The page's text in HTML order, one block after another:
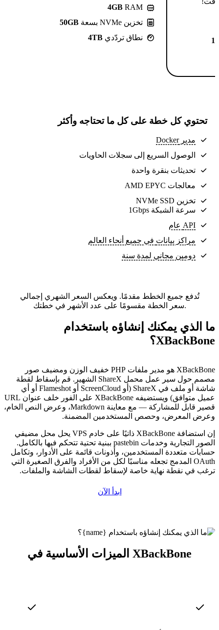
4GB RAM
تخزين NVMe بسعة
50GB
نطاق تردّدي 4TB
تحتوي كل خطة على كل ما تحتاجه وأكثر
مدير Docker
الوصول السريع إلى سجلات الحاويات
تحديثات بنقرة واحدة
معالجات AMD EPYC
تخزين NVMe SSD
سرعة الشبكة 1Gbps
API عام
مراكز بيانات في جميع أنحاء العالم
دومين مجاني لمدة سنة
تُدفع جميع الخطط مقدمًا. ويعكس السعر الشهري إجمالي
سعر الخطة مقسومًا على عدد الأشهر في خطتك.
ما الذي يمكنك إنشاؤه باستخدام
XBackBone؟
XBackBone هو مدير ملفات PHP خفيف الوزن ومضيف صور
مصمم حول سير عمل محمل ShareX الشهير. قم بإسقاط لقطة
شاشة أو ملف في ShareX (أو ScreenCloud أو Flameshot أو أي
عميل متوافق) ويستضيفه XBackBone على الفور خلف عنوان URL
قصير قابل للمشاركة — مع معاينة Markdown، وعرض النص الخام،
وعرض المعرض، وحصص المستخدمين المضمنة.
إن استضافة XBackBone ذاتيًا على خادم VPS يحل محل مضيفي
الصور التجارية وخدمات pastebin ببنية تحتية تتحكم فيها بالكامل.
حسابات متعددة المستخدمين، وأذونات قائمة على الأدوار، وتكامل
OAuth المدمج تجعله مناسبًا لكل من الأفراد والفرق الصغيرة التي
ترغب في نقطة نهاية خاصة لإسقاط لقطات الشاشة والملفات.
ابدأ الآن
الميزات الأساسية في XBackBone